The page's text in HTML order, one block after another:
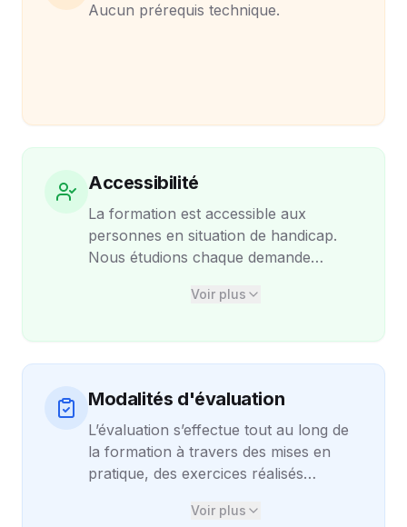
Aucun prérequis technique.
Accessibilité
La formation est accessible aux
personnes en situation de handicap.
Nous étudions chaque demande
moyens pédagogiques, les supports et
cela est possible. Ces aménagements
sont proposés dans la limite des
contraintes inhérentes à une formation
à distance ou en visioconférence, et
visent à garantir une expérience
confortable et inclusive pour chaque
participant.
Voir plus
Modalités d'évaluation
L’évaluation s’effectue tout au long de
la formation à travers des mises en
pratique, des exercices réalisés
interactifs avec le formateur. En fin de
Voir plus